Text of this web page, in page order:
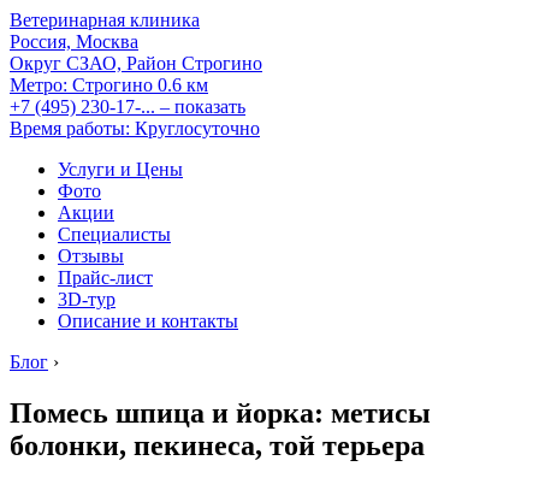
Ветеринарная клиника
Россия, Москва
Округ СЗАО, Район Строгино
Метро: Строгино 0.6 км
+7 (495) 230-17-... – показать
Время работы: Круглосуточно
Услуги и Цены
Фото
Акции
Специалисты
Отзывы
Прайс-лист
3D-тур
Описание и контакты
Блог ›
Помесь шпица и йорка: метисы
болонки, пекинеса, той терьера